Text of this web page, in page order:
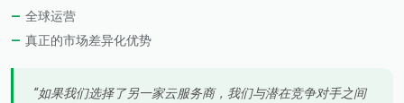
全球运营
真正的市场差异化优势
如果我们选择了另一家云服务商，我们与潜在竞争对手之间